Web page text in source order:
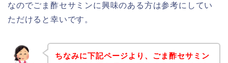
なのでごま酢セサミンに興味のある方は参考にしてい
ただけると幸いです。
ちなみに下記ページより、ごま酢セサミン